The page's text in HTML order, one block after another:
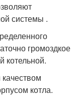
системы .
громоздкое
котельной.
котла.